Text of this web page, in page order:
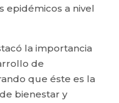
epidémicos a nivel
la importancia
de
que éste es la
bienestar y